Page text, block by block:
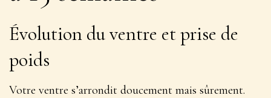
Évolution du ventre et prise de
poids
Votre ventre s’arrondit doucement mais sûrement.